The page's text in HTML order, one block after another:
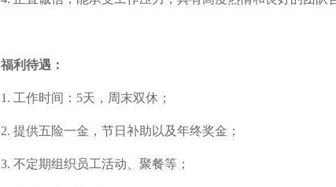
福利待遇：
1. 工作时间：5天，周末双休；
2. 提供五险一金，节日补助以及年终奖金；
3. 不定期组织员工活动、聚餐等；